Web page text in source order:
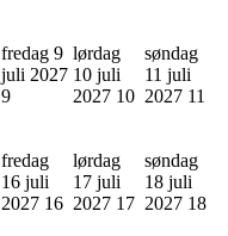
fredag 9
juli 2027
9
lørdag
10 juli
2027 10
søndag
11 juli
2027 11
fredag
16 juli
2027 16
lørdag
17 juli
2027 17
søndag
18 juli
2027 18